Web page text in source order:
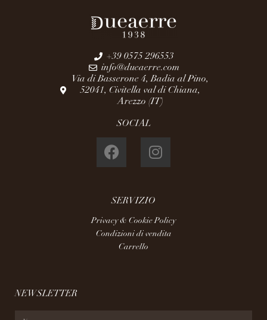
+39 0575 296553
info@dueaerre.com
Via di Basserone 4, Badia al Pino,
52041, Civitella val di Chiana,
Arezzo (IT)
SOCIAL
SERVIZIO
Privacy & Cookie Policy
Condizioni di vendita
Carrello
NEWSLETTER